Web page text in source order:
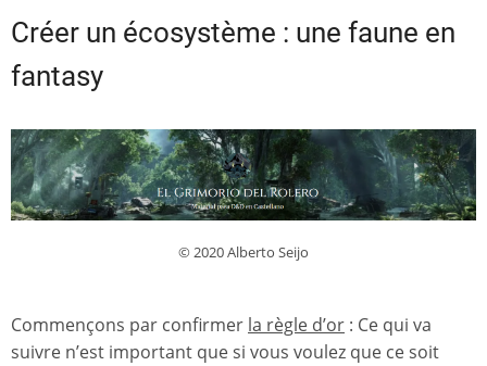
Créer un écosystème : une faune en
fantasy
© 2020 Alberto Seijo
Commençons par confirmer la règle d’or : Ce qui va
suivre n’est important que si vous voulez que ce soit